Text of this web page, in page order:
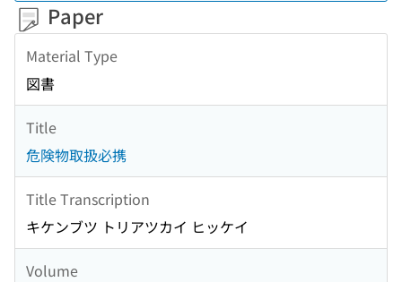
Paper
Material Type
図書
Title
危険物取扱必携
Title Transcription
キケンブツ トリアツカイ ヒッケイ
Volume